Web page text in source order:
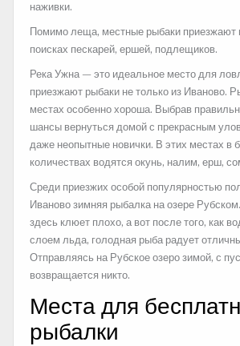
наживки.
Помимо леща, местные рыбаки приезжают
поисках пескарей, ершей, подлещиков.
Река Ужна — это идеальное место для
приезжают рыбаки не только из Иваново.
местах особенно хороша. Выбрав
шансы вернуться домой с прекрасным
даже неопытные новички. В этих местах в
количествах водятся окунь, налим, ерш,
Среди приезжих особой популярностью
Иваново зимняя рыбалка на озере
здесь клюет плохо, а вот после того, как
слоем льда, голодная рыба радует
Отправляясь на Рубское озеро зимой, с
возвращается никто.
Места для
рыбалки